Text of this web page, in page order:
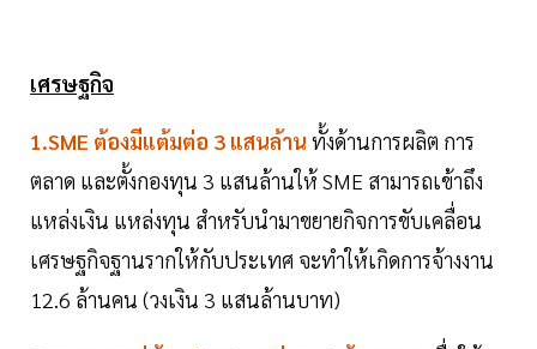
เศรษฐกิจ
1.SME ต้องมีแต้มต่อ 3 แสนล้าน ทั้งด้านการผลิต การ
ตลาด และตั้งกองทุน 3 แสนล้านให้ SME สามารถเข้าถึง
แหล่งเงิน แหล่งทุน สำหรับนำมาขยายกิจการขับเคลื่อน
เศรษฐกิจฐานรากให้กับประเทศ จะทำให้เกิดการจ้างงาน
12.6 ล้านคน (วงเงิน 3 แสนล้านบาท)